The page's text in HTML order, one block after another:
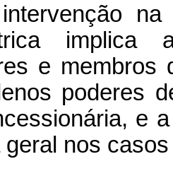
implica
e
poderes
e
nos